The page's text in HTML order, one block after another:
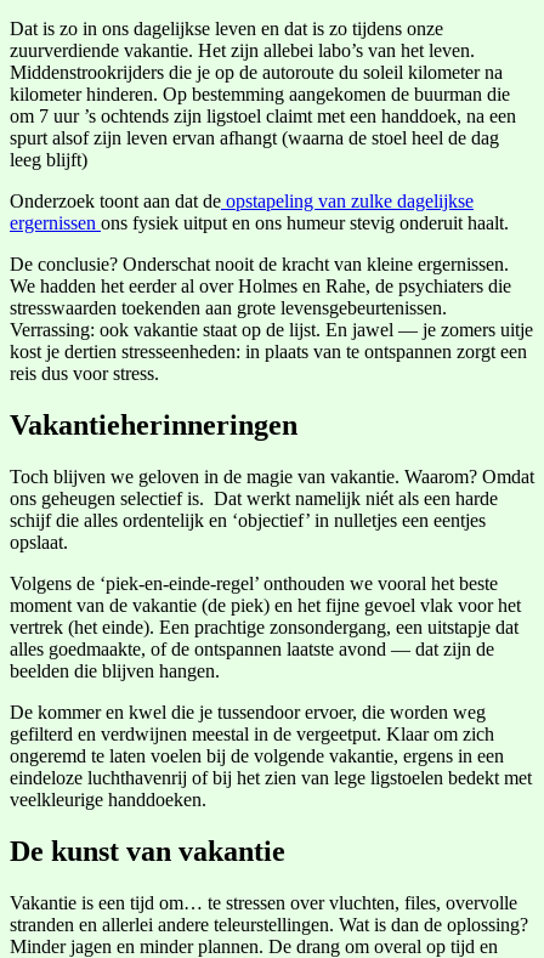
Dat is zo in ons dagelijkse leven en dat is zo tijdens onze
zuurverdiende vakantie. Het zijn allebei labo’s van het leven.
Middenstrookrijders die je op de autoroute du soleil kilometer na
kilometer hinderen. Op bestemming aangekomen de buurman die
om 7 uur ’s ochtends zijn ligstoel claimt met een handdoek, na een
spurt alsof zijn leven ervan afhangt (waarna de stoel heel de dag
leeg blijft)
Onderzoek toont aan dat de opstapeling van zulke dagelijkse
ergernissen ons fysiek uitput en ons humeur stevig onderuit haalt.
De conclusie? Onderschat nooit de kracht van kleine ergernissen.
We hadden het eerder al over Holmes en Rahe, de psychiaters die
stresswaarden toekenden aan grote levensgebeurtenissen.
Verrassing: ook vakantie staat op de lijst. En jawel — je zomers uitje
kost je dertien stresseenheden: in plaats van te ontspannen zorgt een
reis dus voor stress.
Vakantieherinneringen
Toch blijven we geloven in de magie van vakantie. Waarom? Omdat
ons geheugen selectief is. Dat werkt namelijk niét als een harde
schijf die alles ordentelijk en ‘objectief’ in nulletjes een eentjes
opslaat.
Volgens de ‘piek-en-einde-regel’ onthouden we vooral het beste
moment van de vakantie (de piek) en het fijne gevoel vlak voor het
vertrek (het einde). Een prachtige zonsondergang, een uitstapje dat
alles goedmaakte, of de ontspannen laatste avond — dat zijn de
beelden die blijven hangen.
De kommer en kwel die je tussendoor ervoer, die worden weg
gefilterd en verdwijnen meestal in de vergeetput. Klaar om zich
ongeremd te laten voelen bij de volgende vakantie, ergens in een
eindeloze luchthavenrij of bij het zien van lege ligstoelen bedekt met
veelkleurige handdoeken.
De kunst van vakantie
Vakantie is een tijd om… te stressen over vluchten, files, overvolle
stranden en allerlei andere teleurstellingen. Wat is dan de oplossing?
Minder jagen en minder plannen. De drang om overal op tijd en